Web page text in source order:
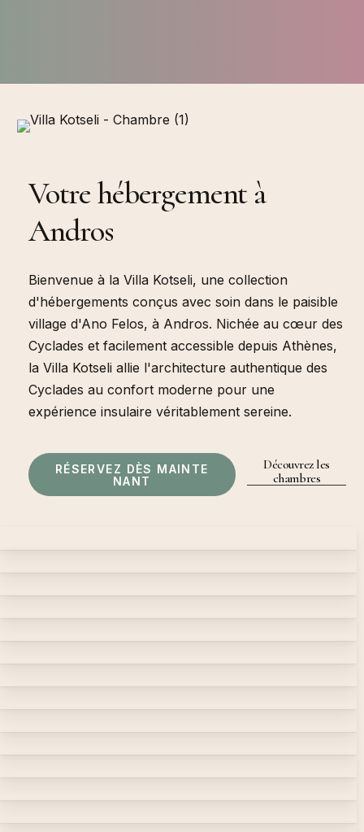
Votre hébergement à
Andros
Bienvenue à la Villa Kotseli, une collection
d'hébergements conçus avec soin dans le paisible
village d'Ano Felos, à Andros. Nichée au cœur des
Cyclades et facilement accessible depuis Athènes,
la Villa Kotseli allie l'architecture authentique des
Cyclades au confort moderne pour une
expérience insulaire véritablement sereine.
RÉSERVEZ DÈS MAIN TE
NANT
Découvrez les
chambres